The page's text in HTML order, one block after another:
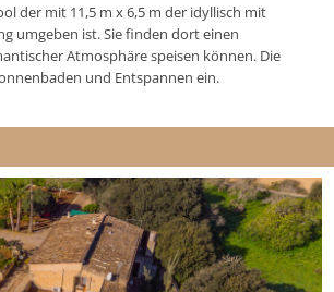
der mit 11,5 m x 6,5 m der idyllisch mit
umgeben ist. Sie finden dort einen
Atmosphäre speisen können. Die
und Entspannen ein.